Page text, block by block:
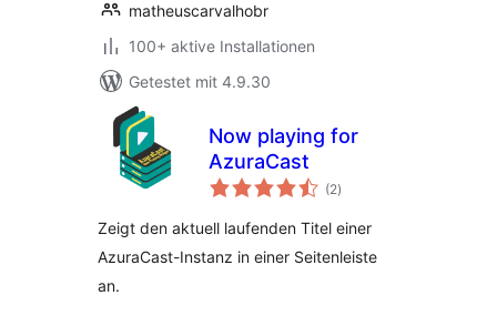
matheuscarvalhobr
100+ aktive Installationen
Getestet mit 4.9.30
Now playing for
AzuraCast
(2Bewertungen
insgesamt
)
Zeigt den aktuell laufenden Titel einer
AzuraCast-Instanz in einer Seitenleiste
an.